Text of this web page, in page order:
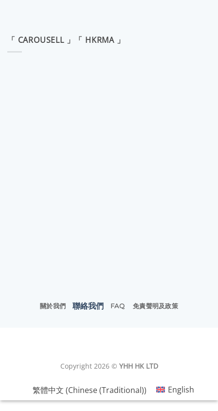
「 CAROUSELL 」「 HKRMA 」
關於我們 聯絡我們 FAQ 免責聲明及政策
Copyright 2026 © YHH HK LTD
繁體中文 (Chinese (Traditional)) English